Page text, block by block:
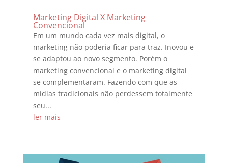
Marketing Digital X Marketing
Convencional
Em um mundo cada vez mais digital, o
marketing não poderia ficar para traz. Inovou e
se adaptou ao novo segmento. Porém o
marketing convencional e o marketing digital
se complementaram. Fazendo com que as
mídias tradicionais não perdessem totalmente
seu...
ler mais